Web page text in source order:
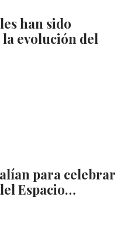
han sido
evolución del
para celebrar
Espacio…